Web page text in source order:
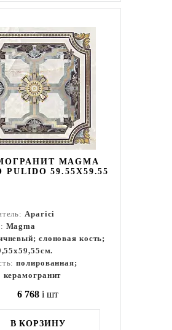
MAGMA
PULIDO 59.55X59.55
Aparici
Magma
слоновая кость;
полированная;
керамогранит
6 768 i шт
В КОРЗИНУ